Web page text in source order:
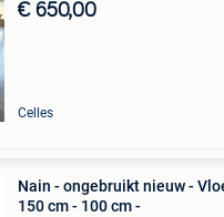
€ 650,00
Celles
Nain - ongebruikt nieuw -
150 cm - 100 cm -